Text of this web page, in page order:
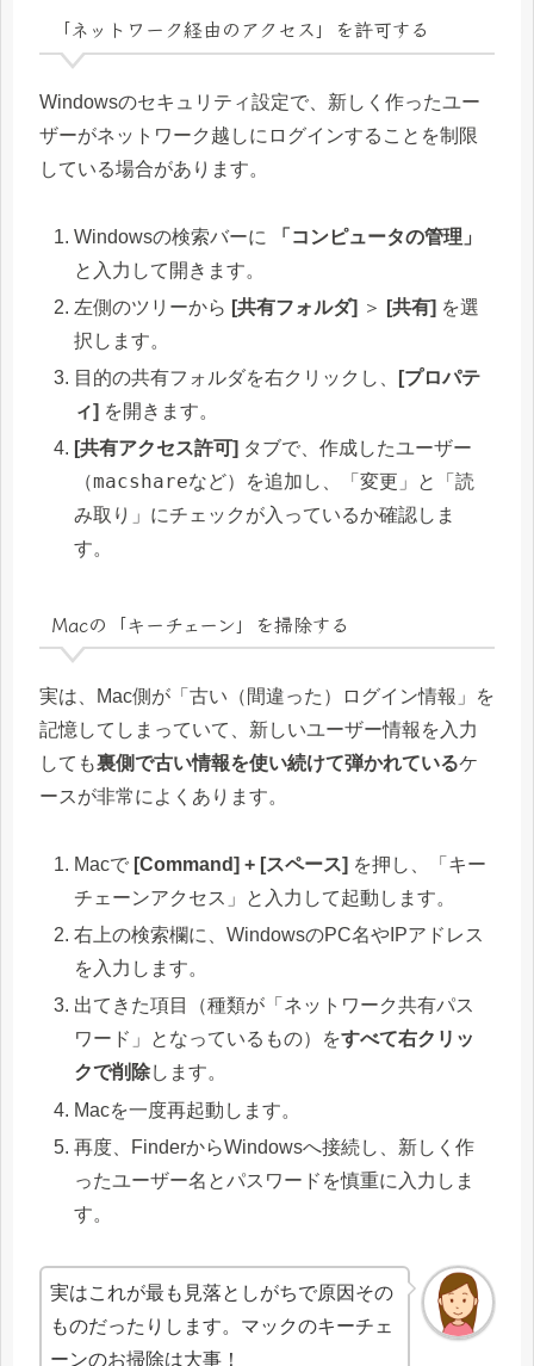
「ネットワーク経由のアクセス」を許可する
Windowsのセキュリティ設定で、新しく作ったユー
ザーがネットワーク越しにログインすることを制限
している場合があります。
Windowsの検索バーに
「コンピュータの管理」
と入力して開きます。
左側のツリーから [共有フォルダ] ＞ [共有] を選
択します。
目的の共有フォルダを右クリックし、
[プロパテ
ィ] を開きます。
[共有アクセス許可] タブで、作成したユーザー
（macshareなど）を追加し、「変更」と「読
み取り」にチェックが入っているか確認しま
す。
Macの「キーチェーン」を掃除する
実は、Mac側が「古い（間違った）ログイン情報」を
記憶してしまっていて、新しいユーザー情報を入力
しても裏側で古い情報を使い続けて弾かれているケ
ースが非常によくあります。
Macで [Command] + [スペース] を押し、「キー
チェーンアクセス」と入力して起動します。
右上の検索欄に、WindowsのPC名やIPアドレス
を入力します。
出てきた項目（種類が「ネットワーク共有パス
ワード」となっているもの）をすべて右クリッ
クで削除します。
Macを一度再起動します。
再度、FinderからWindowsへ接続し、新しく作
ったユーザー名とパスワードを慎重に入力しま
す。
実はこれが最も見落としがちで原因その
ものだったりします。マックのキーチェ
ーンのお掃除は大事！